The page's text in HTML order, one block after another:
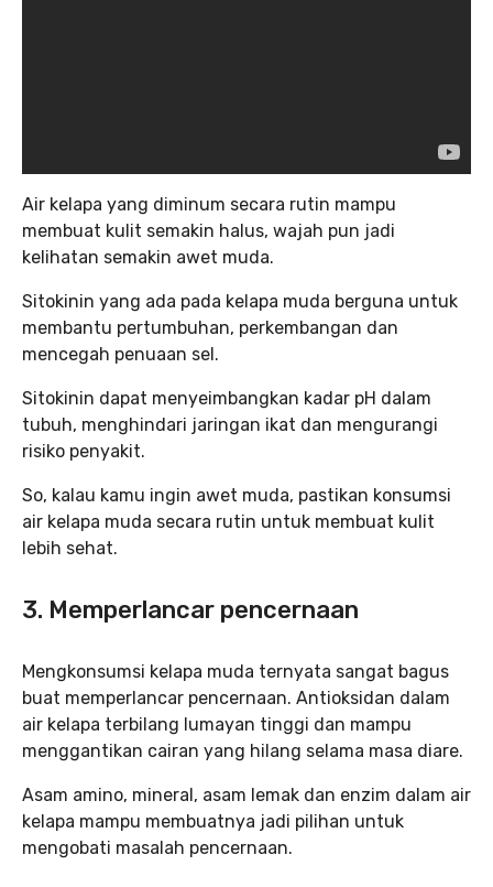
Air kelapa yang diminum secara rutin mampu
membuat kulit semakin halus, wajah pun jadi
kelihatan semakin awet muda.
Sitokinin yang ada pada kelapa muda berguna untuk
membantu pertumbuhan, perkembangan dan
mencegah penuaan sel.
Sitokinin dapat menyeimbangkan kadar pH dalam
tubuh, menghindari jaringan ikat dan mengurangi
risiko penyakit.
So, kalau kamu ingin awet muda, pastikan konsumsi
air kelapa muda secara rutin untuk membuat kulit
lebih sehat.
3. Memperlancar pencernaan
Mengkonsumsi kelapa muda ternyata sangat bagus
buat memperlancar pencernaan. Antioksidan dalam
air kelapa terbilang lumayan tinggi dan mampu
menggantikan cairan yang hilang selama masa diare.
Asam amino, mineral, asam lemak dan enzim dalam air
kelapa mampu membuatnya jadi pilihan untuk
mengobati masalah pencernaan.